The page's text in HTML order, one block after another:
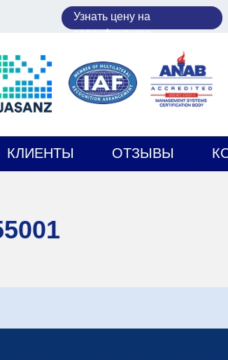
Узнать цену на
сертификацию
КЛИЕНТЫ ОТЗЫВЫ